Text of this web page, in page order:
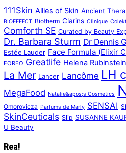
111Skin Allies of Skin Ancient
BIOEFFECT Biotherm Clarins Clinique Colekt
Comforth SE Curated by Beauty
Dr. Barbara Sturm Dr Dennis
Estée Lauder Face Formula (Elixir
FOREO Greatlife Helena Rubinstein
La Mer Lancer Lancôme LH
MegaFood Natalie&apos;s Cosmetics
Omorovicza Parfums de Marly SENSAI
SkinCeuticals Slip SUSANNE
U Beauty
Rea!